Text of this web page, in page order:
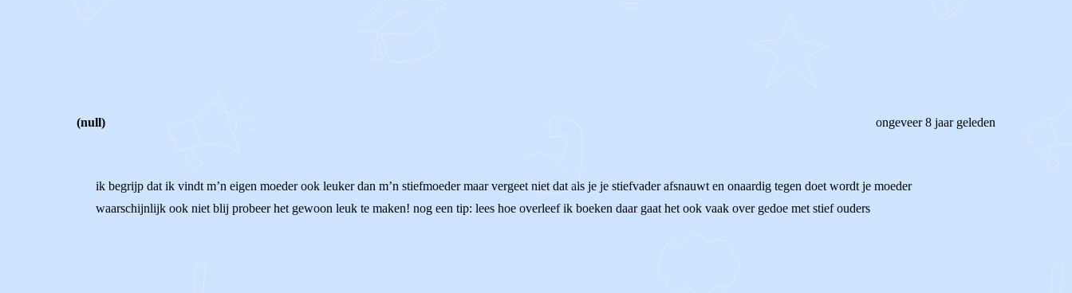
(null) ongeveer 8 jaar geleden
ik begrijp dat ik vindt m’n eigen moeder ook leuker dan m’n stiefmoeder maar vergeet niet dat als je je stiefvader afsnauwt en onaardig tegen doet wordt je moeder
waarschijnlijk ook niet blij probeer het gewoon leuk te maken! nog een tip: lees hoe overleef ik boeken daar gaat het ook vaak over gedoe met stief ouders